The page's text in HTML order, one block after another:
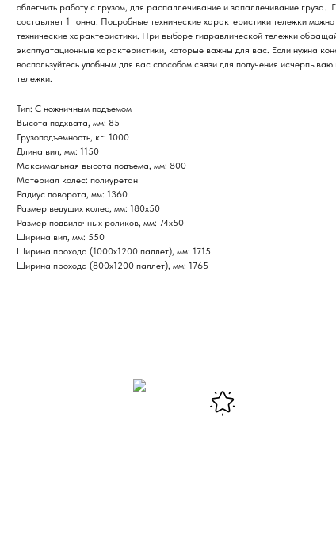
облегчить работу с грузом, для распаллечивание и запаллечивание груза.
составляет 1 тонна. Подробные технические характеристики тележки
технические характеристики. При выборе гидравлической тележки
эксплуатационные характеристики, которые важны для вас. Если нужна
воспользуйтесь удобным для вас способом связи для получения
тележки.
Тип: С ножничным подъемом
Высота подхвата, мм: 85
Грузоподъемность, кг: 1000
Длина вил, мм: 1150
Максимальная высота подъема, мм: 800
Материал колес: полиуретан
Радиус поворота, мм: 1360
Размер ведущих колес, мм: 180х50
Размер подвилочных роликов, мм: 74х50
Ширина вил, мм: 550
Ширина прохода (1000х1200 паллет), мм: 1715
Ширина прохода (800х1200 паллет), мм: 1765